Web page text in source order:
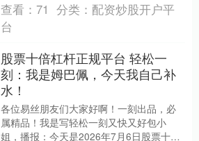
查看： 71 分类： 配资炒股开户平
台
股票十倍杠杆正规平台 轻松一
刻：我是姆巴佩，今天我自己补
水！
各位易丝朋友们大家好啊！一刻出品，必
属精品！我是写轻松一刻又快又好包小
姐，播报：今天是2026年7月6日股票十倍